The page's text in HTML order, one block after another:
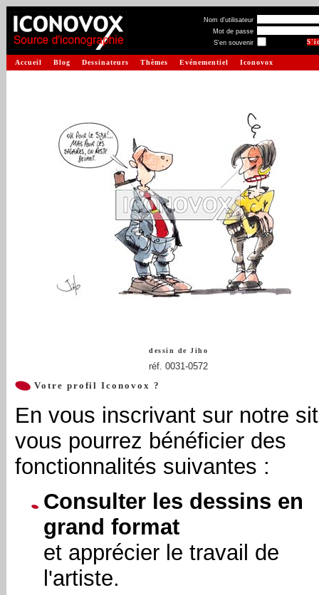
Nom d'utilisateur
Mot de passe
S'en souvenir
Accueil Blog Dessinateurs Thèmes Evénementiel Iconovox
dessin de Jiho
réf. 0031-0572
Votre profil Iconovox ?
En vous inscrivant sur notre
vous pourrez bénéficier des
fonctionnalités suivantes :
Consulter les dessins en
grand format
et apprécier le travail de
l'artiste.